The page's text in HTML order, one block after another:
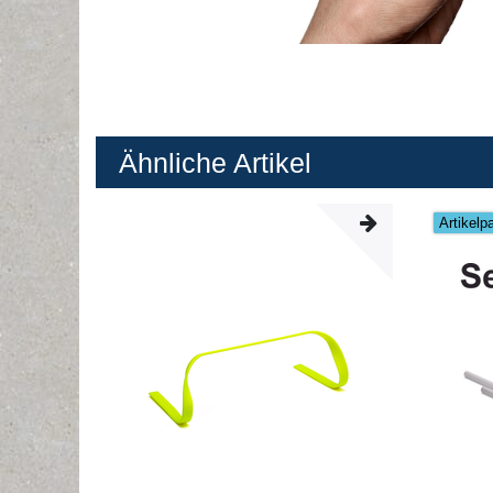
Ähnliche Artikel